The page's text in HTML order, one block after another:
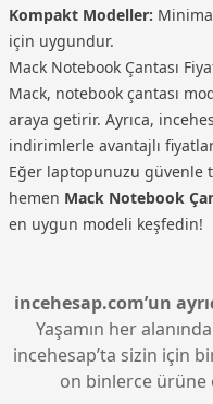
Kompakt Modeller:
için uygundur.
Mack Notebook Çantası
Mack, notebook çantası
araya getirir. Ayrıca,
indirimlerle avantajlı
Eğer laptopunuzu güvenle
hemen Mack Notebook
en uygun modeli keşfedin!
incehesap.com’un
Yaşamın her
incehesap’ta sizin için
on binlerce ürüne